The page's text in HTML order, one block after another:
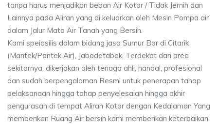
tanpa harus menjadikan beban Air Kotor / Tidak Jernih dan
Lainnya pada Aliran yang di keluarkan oleh Mesin Pompa air
dalam Jalur Mata Air Tanah yang Bersih.
Kami speiasilis dalam bidang jasa Sumur Bor di Citarik
(Mantek/Pantek Air), Jabodetabek, Terdekat dan area
sekitarnya, dikerjakan oleh tenaga ahli, handal, profesional
dan sudah berpengalaman Resmi untuk penerapan tahap
pelaksanaan hingga tahap penyelesaian hingga akhir
pengurasan di tempat Aliran Kotor dengan Kedalaman Yang
memberikan Ruang Air bersih kami memberikan keterbaikan